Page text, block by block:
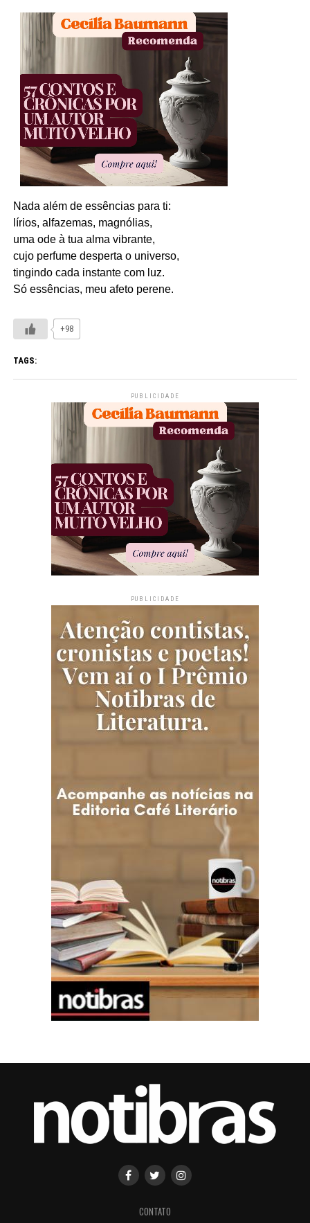
Nada além de essências para ti:
lírios, alfazemas, magnólias,
uma ode à tua alma vibrante,
cujo perfume desperta o universo,
tingindo cada instante com luz.
Só essências, meu afeto perene.
+98
TAGS:
PUBLICIDADE
PUBLICIDADE
CONTATO